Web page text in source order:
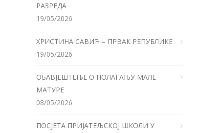
РАЗРЕДА
19/05/2026
ХРИСТИНА САВИЋ – ПРВАК РЕПУБЛИКЕ
19/05/2026
ОБАВЈЕШТЕЊЕ О ПОЛАГАЊУ МАЛЕ
МАТУРЕ
08/05/2026
ПОСЈЕТА ПРИЈАТЕЉСКОЈ ШКОЛИ У